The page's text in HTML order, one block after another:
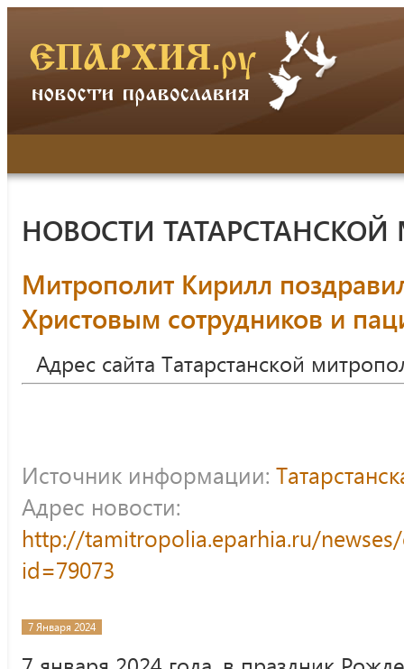
НОВОСТИ
Митрополит Кирилл
Христовым сотрудников и
Адрес сайта Татарстанской
Источник информации:
Адрес новости:
http://tamitropolia.eparhia.ru/
id=79073
7 Января 2024